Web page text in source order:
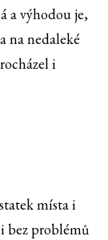
a výhodou je,
na nedaleké
i
místa i
bez problémů